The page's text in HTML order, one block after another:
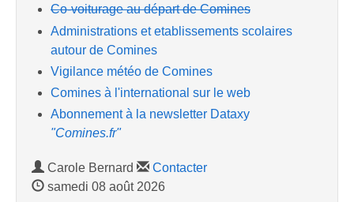
Co-voiturage au départ de Comines
Administrations et etablissements scolaires
autour de Comines
Vigilance météo de Comines
Comines à l'international sur le web
Abonnement à la newsletter Dataxy
"Comines.fr"
Carole Bernard
Contacter
samedi 08 août 2026